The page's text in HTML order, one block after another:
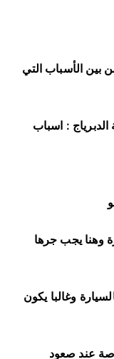
بين الأسباب التي
: اسباب
وهنا يجب جرها
وغالبا يكون
عند صعود